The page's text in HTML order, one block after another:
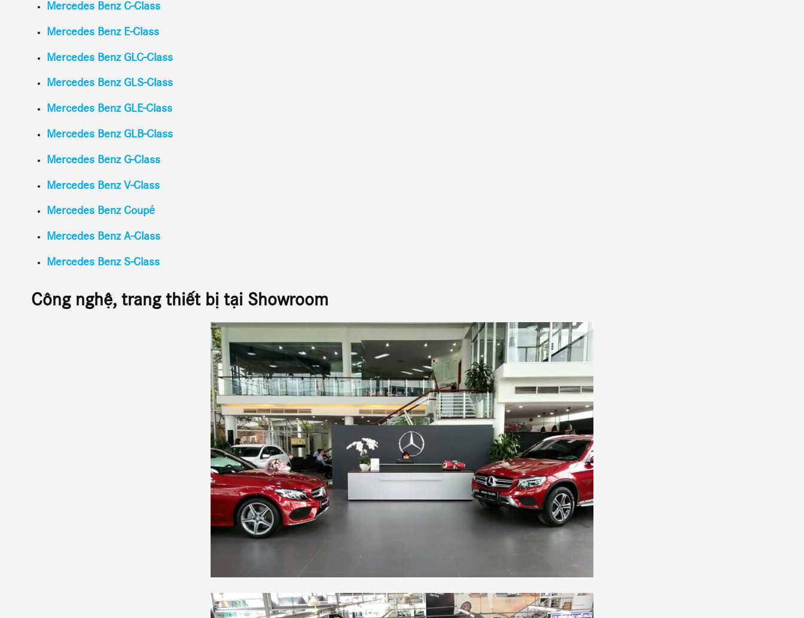
Mercedes Benz C-Class
Mercedes Benz E-Class
Mercedes Benz GLC-Class
Mercedes Benz GLS-Class
Mercedes Benz GLE-Class
Mercedes Benz GLB-Class
Mercedes Benz G-Class
Mercedes Benz V-Class
Mercedes Benz Coupé
Mercedes Benz A-Class
Mercedes Benz S-Class
Công nghệ, trang thiết bị tại Showroom